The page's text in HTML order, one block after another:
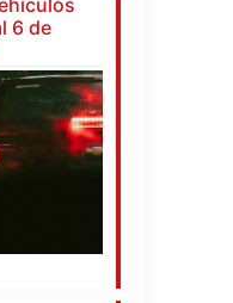
6 de